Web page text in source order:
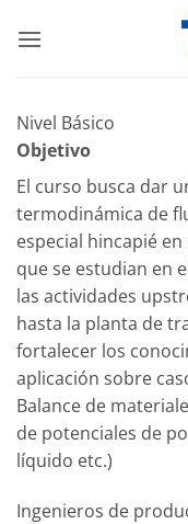
Nivel Básico
Objetivo
El curso busca dar
termodinámica de
especial hincapié
que se estudian en
las actividades
hasta la planta de
fortalecer los
aplicación sobre
Balance de
de potenciales de
líquido etc.)
Ingenieros de